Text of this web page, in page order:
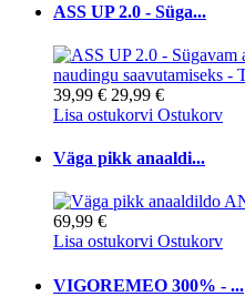
ASS UP 2.0 - Süga...
39,99 € 29,99 €
Lisa ostukorvi Ostukorv
Väga pikk anaaldi...
69,99 €
Lisa ostukorvi Ostukorv
VIGOREMEO 300% - ...